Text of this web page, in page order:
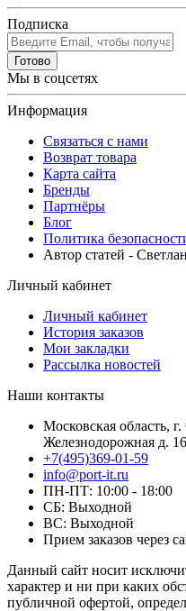
Подписка
Готово
Мы в соцсетях
Информация
Связаться с нами
Возврат товара
Карта сайта
Бренды
Партнёры
Блог
Политика
Автор статей -
Личный кабинет
Личный кабинет
История заказов
Мои закладки
Рассылка новостей
Наши контакты
Московская область,
Железнодорожная д. 16
+7(495)369-01-59
info@port-it.ru
ПН-ПТ: 10:00 - 18:00
СБ: Выходной
ВС: Выходной
Прием заказов через
Данный сайт носит
характер и ни при каких
публичной офертой,